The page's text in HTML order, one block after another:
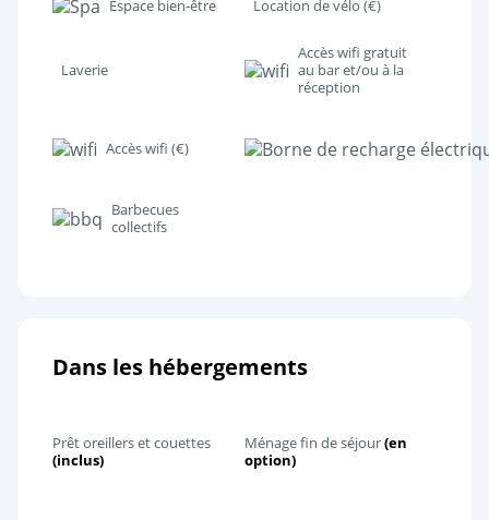
Espace bien-être Location de vélo (€)
Laverie
Accès wifi gratuit
au bar et/ou à la
réception
Accès wifi (€)
Barbecues
collectifs
Dans les hébergements
Prêt oreillers et couettes
(inclus)
Ménage fin de séjour(en
option)